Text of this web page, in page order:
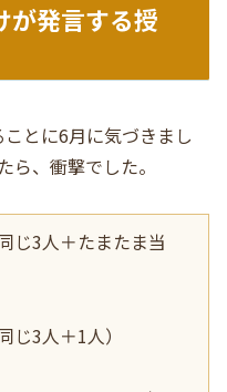
が発言する授
とに6月に気づきまし
ら、衝撃でした。
じ3人＋たまたま当
じ3人＋1人）